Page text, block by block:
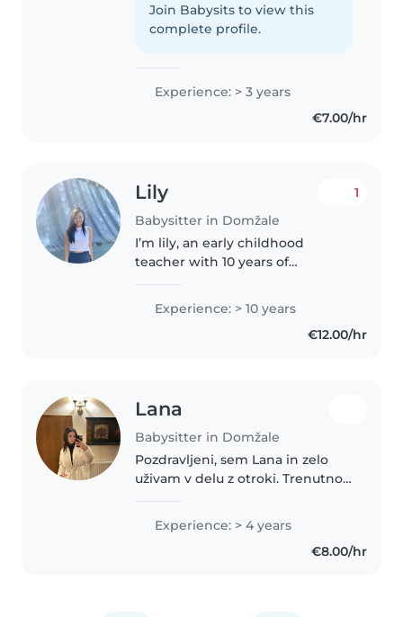
poučujem pri predšolskem
verouku , učim otroke in jih
Join Babysits to view this
complete profile.
Experience: > 3 years
€7.00/hr
Lily
Babysitter in Domžale
1
I’m lily, an early childhood
teacher with 10 years of
Kong, Australia and Slovenia). I’m
an Energetic and enthusiastic
Experience: > 10 years
€12.00/hr
Lana
Babysitter in Domžale
Pozdravljeni, sem Lana in zelo
uživam v delu z otroki. Trenutno
let, poleg tega pa sem tudi sicer
pogosto v družbi otrok, saj
Experience: > 4 years
€8.00/hr